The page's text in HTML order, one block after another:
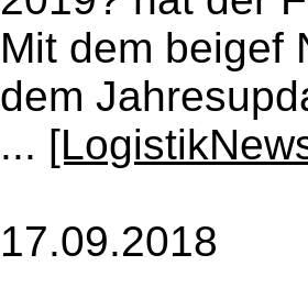
Mit dem beigef
dem
...
17.09.2018